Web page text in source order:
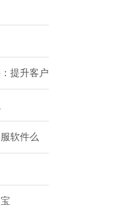
提升客户
软件么